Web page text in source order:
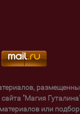
"Магия
или